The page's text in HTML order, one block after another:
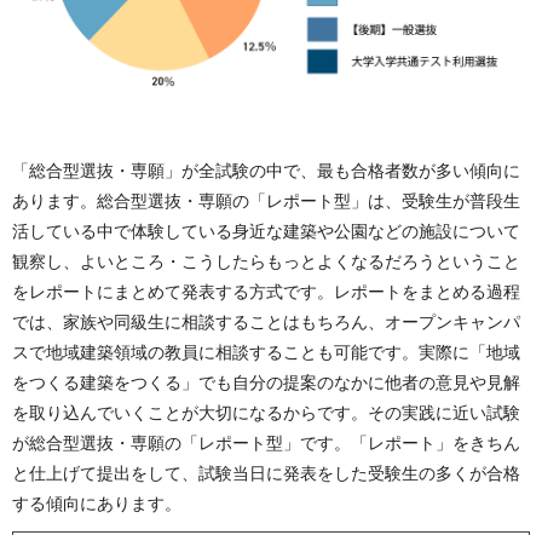
「総合型選抜・専願」が全試験の中で、最も合格者数が多い傾向に
あります。総合型選抜・専願の「レポート型」は、受験生が普段生
活している中で体験している身近な建築や公園などの施設について
観察し、よいところ・こうしたらもっとよくなるだろうということ
をレポートにまとめて発表する方式です。レポートをまとめる過程
では、家族や同級生に相談することはもちろん、オープンキャンパ
スで地域建築領域の教員に相談することも可能です。実際に「地域
をつくる建築をつくる」でも自分の提案のなかに他者の意見や見解
を取り込んでいくことが大切になるからです。その実践に近い試験
が総合型選抜・専願の「レポート型」です。「レポート」をきちん
と仕上げて提出をして、試験当日に発表をした受験生の多くが合格
する傾向にあります。